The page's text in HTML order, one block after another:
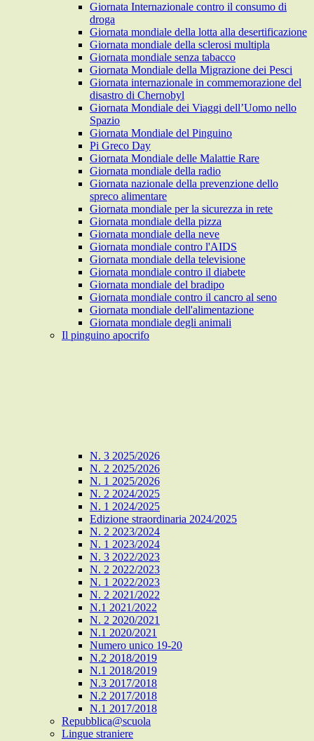
Giornata Internazionale contro il consumo di
droga
Giornata mondiale della lotta alla desertificazione
Giornata mondiale della sclerosi multipla
Giornata mondiale senza tabacco
Giornata Mondiale della Migrazione dei Pesci
Giornata internazionale in commemorazione del
disastro di Chernobyl
Giornata Mondiale dei Viaggi dell’Uomo nello
Spazio
Giornata Mondiale del Pinguino
Pi Greco Day
Giornata Mondiale delle Malattie Rare
Giornata mondiale della radio
Giornata nazionale della prevenzione dello
spreco alimentare
Giornata mondiale per la sicurezza in rete
Giornata mondiale della pizza
Giornata mondiale della neve
Giornata mondiale contro l'AIDS
Giornata mondiale della televisione
Giornata mondiale contro il diabete
Giornata mondiale del bradipo
Giornata mondiale contro il cancro al seno
Giornata mondiale dell'alimentazione
Giornata mondiale degli animali
Il pinguino apocrifo
N. 3 2025/2026
N. 2 2025/2026
N. 1 2025/2026
N. 2 2024/2025
N. 1 2024/2025
Edizione straordinaria 2024/2025
N. 2 2023/2024
N. 1 2023/2024
N. 3 2022/2023
N. 2 2022/2023
N. 1 2022/2023
N. 2 2021/2022
N.1 2021/2022
N. 2 2020/2021
N.1 2020/2021
Numero unico 19-20
N.2 2018/2019
N.1 2018/2019
N.3 2017/2018
N.2 2017/2018
N.1 2017/2018
Repubblica@scuola
Lingue straniere